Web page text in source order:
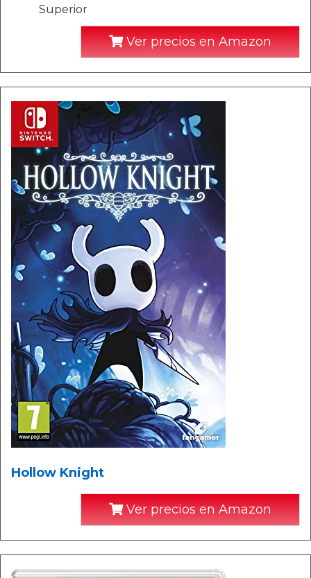
Superior
Ver precios en Amazon
Hollow Knight
Ver precios en Amazon